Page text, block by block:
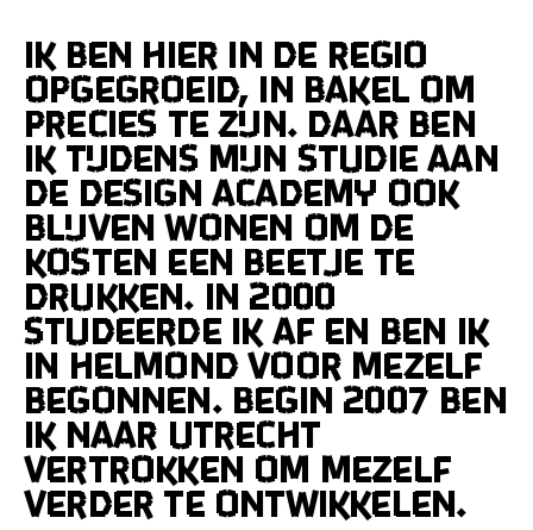
Ik ben hier in de regio
opgegroeid, in Bakel om
precies te zijn. Daar ben
ik tijdens mijn studie aan
de Design Academy ook
blijven wonen om de
kosten een beetje te
drukken. In 2000
studeerde ik af en ben ik
in Helmond voor mezelf
begonnen. Begin 2007 ben
ik naar Utrecht
vertrokken om mezelf
verder te ontwikkelen.